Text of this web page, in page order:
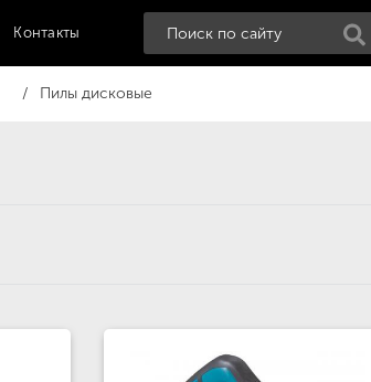
Контакты
Пилы дисковые